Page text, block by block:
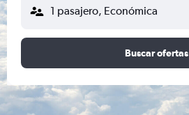
1 pasajero, Económica
Buscar ofertas